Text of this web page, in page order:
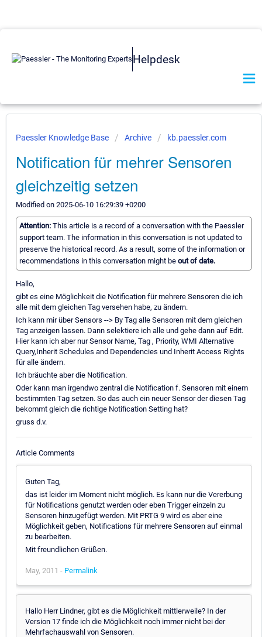
Helpdesk
Paessler Knowledge Base Archive kb.paessler.com
Notification für mehrer Sensoren
gleichzeitig setzen
Modified on 2025-06-10 16:29:39 +0200
Attention: This article is a record of a conversation with the Paessler
support team. The information in this conversation is not updated to
preserve the historical record. As a result, some of the information or
recommendations in this conversation might be out of date.
Hallo,
gibt es eine Möglichkeit die Notification für mehrere Sensoren die ich
alle mit dem gleichen Tag versehen habe, zu ändern.
Ich kann mir über Sensors --> By Tag alle Sensoren mit dem gleichen
Tag anzeigen lassen. Dann selektiere ich alle und gehe dann auf Edit.
Hier kann ich aber nur Sensor Name, Tag , Priority, WMI Alternative
Query,Inherit Schedules and Dependencies und Inherit Access Rights
für alle ändern.
Ich bräuchte aber die Notification.
Oder kann man irgendwo zentral die Notification f. Sensoren mit einem
bestimmten Tag setzen. So das auch ein neuer Sensor der diesen Tag
bekommt gleich die richtige Notification Setting hat?
gruss d.v.
Article Comments
Guten Tag,
das ist leider im Moment nicht möglich. Es kann nur die Vererbung
für Notifications genutzt werden oder eben Trigger einzeln zu
Sensoren hinzugefügt werden. Mit PRTG 9 wird es aber eine
Möglichkeit geben, Notifications für mehrere Sensoren auf einmal
zu bearbeiten.
Mit freundlichen Grüßen.
May, 2011 - Permalink
Hallo Herr Lindner, gibt es die Möglichkeit mittlerweile? In der
Version 17 finde ich die Möglichkeit noch immer nicht bei der
Mehrfachauswahl von Sensoren.